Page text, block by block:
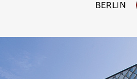
BERLIN